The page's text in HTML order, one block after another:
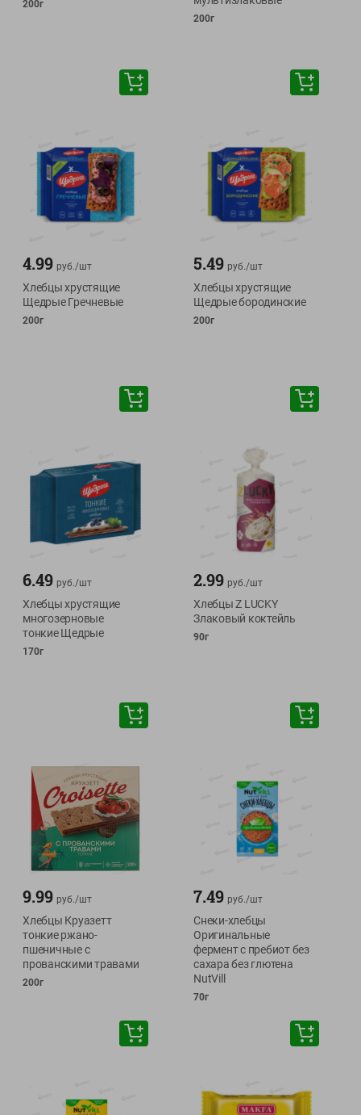
200г
200г
4.99 руб./шт
Хлебцы хрустящие
Щедрые Гречневые
200г
5.49 руб./шт
Хлебцы хрустящие
Щедрые бородинские
200г
6.49 руб./шт
Хлебцы хрустящие
многозерновые
тонкие Щедрые
170г
2.99 руб./шт
Хлебцы Z LUCKY
Злаковый коктейль
90г
9.99 руб./шт
Хлебцы Круазетт
тонкие ржано-
пшеничные с
прованскими травами
200г
7.49 руб./шт
Снеки-хлебцы
Оригинальные
фермент с пребиот без
сахара без глютена
NutVill
70г